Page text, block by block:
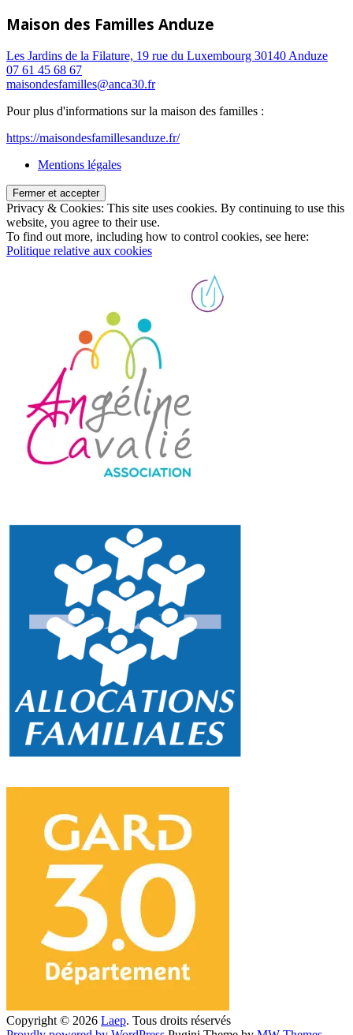
Maison des Familles Anduze
Les Jardins de la Filature, 19 rue du Luxembourg 30140 Anduze
07 61 45 68 67
maisondesfamilles@anca30.fr
Pour plus d'informations sur la maison des familles :
https://maisondesfamillesanduze.fr/
Mentions légales
Privacy & Cookies: This site uses cookies. By continuing to use this
website, you agree to their use.
To find out more, including how to control cookies, see here:
Politique relative aux cookies
Copyright © 2026 Laep. Tous droits réservés